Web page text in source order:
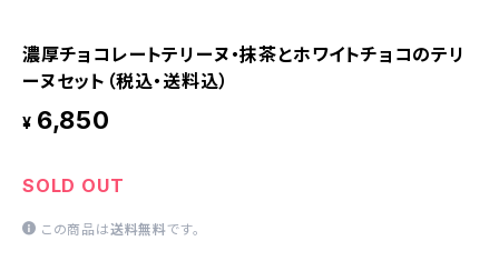
濃厚チョコレートテリーヌ・抹茶とホワイトチョコのテリ
ーヌセット（税込・送料込）
¥ 6,850
SOLD OUT
この商品は送料無料です。